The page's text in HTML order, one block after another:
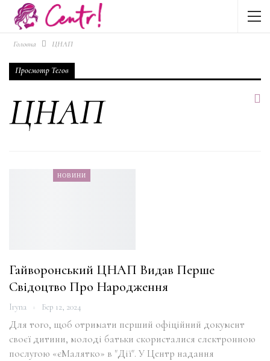
Головна ЦНАП
Просмотр Тегов
ЦНАП
НОВИНИ
Гайворонський ЦНАП Видав Перше
Свідоцтво Про Народження
Iryna Бер 12, 2024
Для того, щоб отримати перший офіційний документ
своєї дитини, молоді батьки скористалися електронною
послугою «єМалятко» в "Дії". У Центр надання